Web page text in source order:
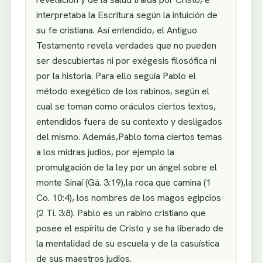
interpretaba la Escritura según la intuición de
su fe cristiana. Así entendido, el Antiguo
Testamento revela verdades que no pueden
ser descubiertas ni por exégesis filosófica ni
por la historia. Para ello seguía Pablo el
método exegético de los rabinos, según el
cual se toman como oráculos ciertos textos,
entendidos fuera de su contexto y desligados
del mismo. Además,Pablo toma ciertos temas
a los midras judios, por ejemplo la
promulgación de la ley por un ángel sobre el
monte Sinaí (Gá. 3:19),la roca que camina (1
Co. 10:4), los nombres de los magos egipcios
(2 Ti. 3:8). Pablo es un rabino cristiano que
posee el espíritu de Cristo y se ha liberado de
la mentalidad de su escuela y de la casuística
de sus maestros judíos.